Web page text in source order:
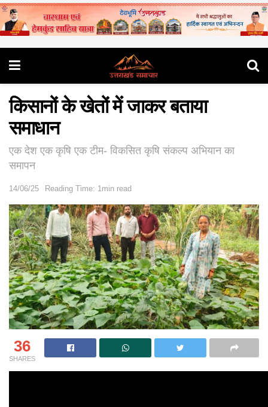
किसानों के खेतों में जाकर बताया
समाधान
एक देश एक कृषि एक टीम- विकसित कृषि संकल्प अभियान का
समापन
14/06/25 Reading Time: 1min read
36
SHARES